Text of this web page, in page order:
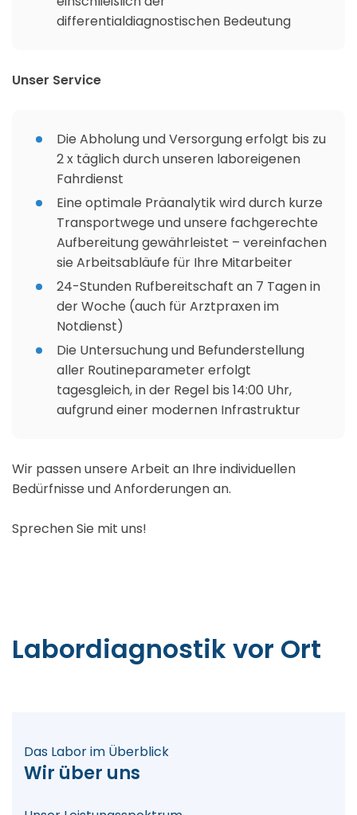
differentialdiagnostischen Bedeutung
Unser Service
Die Abholung und Versorgung erfolgt bis zu
2 x täglich durch unseren laboreigenen
Fahrdienst
Eine optimale Präanalytik wird durch kurze
Transportwege und unsere fachgerechte
Aufbereitung gewährleistet – vereinfachen
sie Arbeitsabläufe für Ihre Mitarbeiter
24-Stunden Rufbereitschaft an 7 Tagen in
der Woche (auch für Arztpraxen im
Notdienst)
Die Untersuchung und Befunderstellung
aller Routineparameter erfolgt
tagesgleich, in der Regel bis 14:00 Uhr,
aufgrund einer modernen Infrastruktur
Wir passen unsere Arbeit an Ihre individuellen
Bedürfnisse und Anforderungen an.
Sprechen Sie mit uns!
Labordiagnostik vor Ort
Das Labor im Überblick
Wir über uns